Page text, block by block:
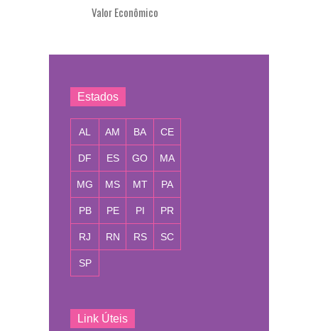
Valor Econômico
Estados
AL AM BA CE
DF ES GO MA
MG MS MT PA
PB PE PI PR
RJ RN RS SC
SP
Link Úteis